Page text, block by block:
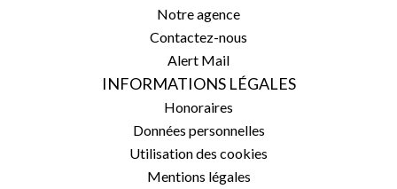
Notre agence
Contactez-nous
Alert Mail
INFORMATIONS LÉGALES
Honoraires
Données personnelles
Utilisation des cookies
Mentions légales